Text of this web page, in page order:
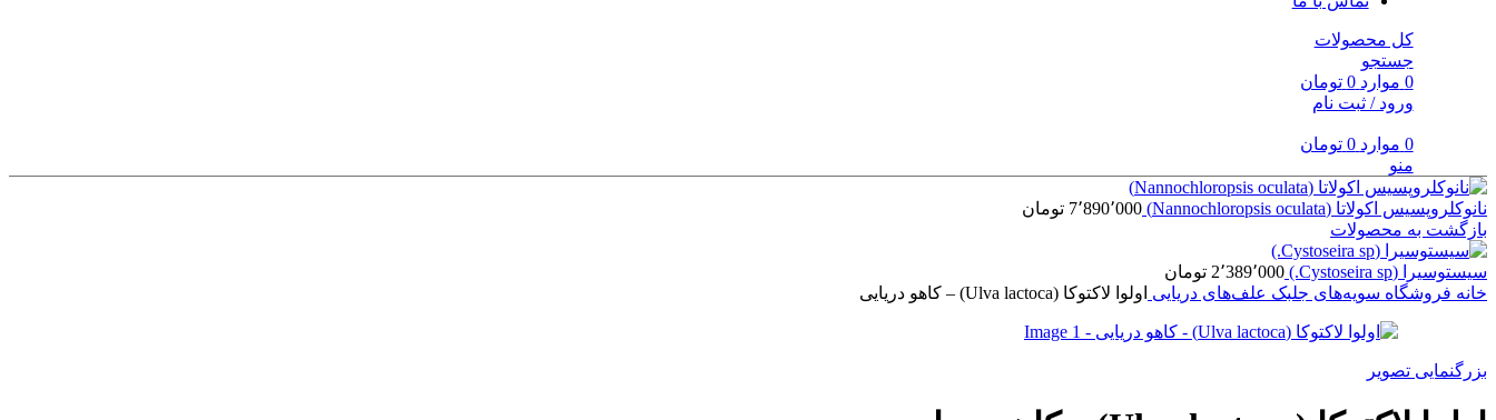
کل محصولات
جستجو
0 موارد 0 تومان
ورود / ثبت نام
0 موارد 0 تومان
منو
نانوکلروپسیس اکولاتا (Nannochloropsis oculata) 7٬890٬000 تومان
بازگشت به محصولات
سیستوسیرا (Cystoseira sp.) 2٬389٬000 تومان
خانه فروشگاه سویه‌های جلبک علف‌های دریایی اولوا لاکتوکا (Ulva lactoca) – کاهو دریایی
بزرگنمایی تصویر